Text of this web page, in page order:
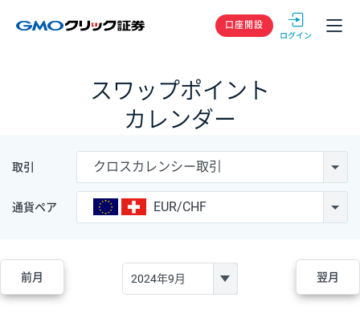
GMOクリック
口座開設
スワップポイント
カレンダー
取引 クロスカレンシー取引
通貨ペア EUR/CHF
前月 翌月